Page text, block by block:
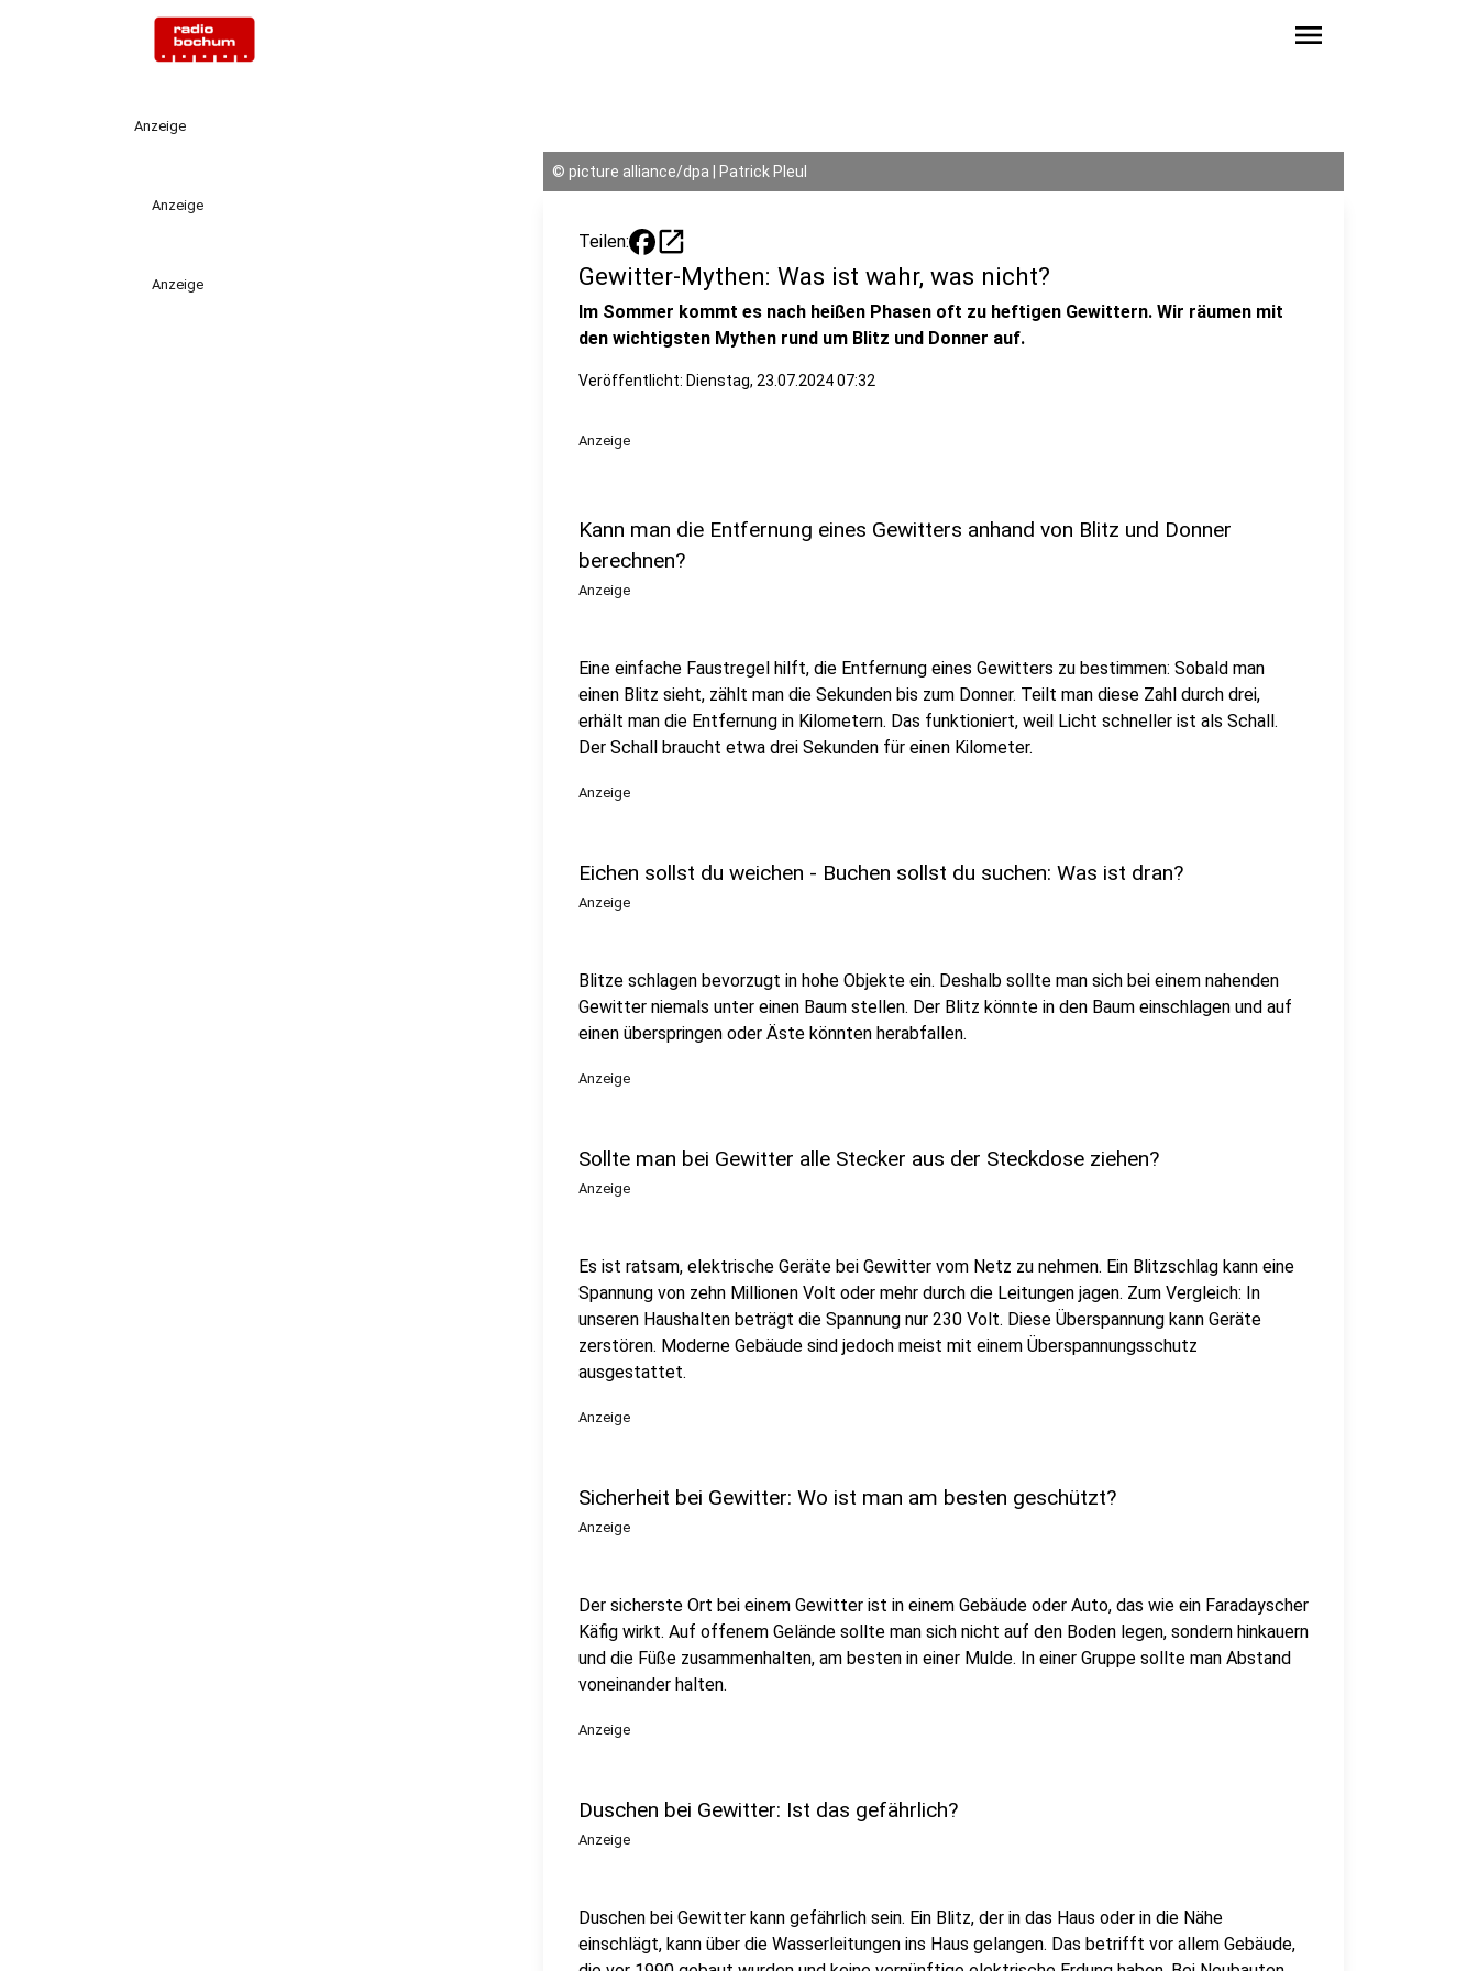
menu
Anzeige
Anzeige
Anzeige
© picture alliance/dpa | Patrick Pleul
Teilen: open_in_new
Gewitter-Mythen: Was ist wahr, was nicht?
Im Sommer kommt es nach heißen Phasen oft zu heftigen Gewittern. Wir räumen mit
den wichtigsten Mythen rund um Blitz und Donner auf.
Veröffentlicht: Dienstag, 23.07.2024 07:32
Anzeige
Kann man die Entfernung eines Gewitters anhand von Blitz und Donner
berechnen?
Anzeige
Eine einfache Faustregel hilft, die Entfernung eines Gewitters zu bestimmen: Sobald man
einen Blitz sieht, zählt man die Sekunden bis zum Donner. Teilt man diese Zahl durch drei,
erhält man die Entfernung in Kilometern. Das funktioniert, weil Licht schneller ist als Schall.
Der Schall braucht etwa drei Sekunden für einen Kilometer.
Anzeige
Eichen sollst du weichen - Buchen sollst du suchen: Was ist dran?
Anzeige
Blitze schlagen bevorzugt in hohe Objekte ein. Deshalb sollte man sich bei einem nahenden
Gewitter niemals unter einen Baum stellen. Der Blitz könnte in den Baum einschlagen und auf
einen überspringen oder Äste könnten herabfallen.
Anzeige
Sollte man bei Gewitter alle Stecker aus der Steckdose ziehen?
Anzeige
Es ist ratsam, elektrische Geräte bei Gewitter vom Netz zu nehmen. Ein Blitzschlag kann eine
Spannung von zehn Millionen Volt oder mehr durch die Leitungen jagen. Zum Vergleich: In
unseren Haushalten beträgt die Spannung nur 230 Volt. Diese Überspannung kann Geräte
zerstören. Moderne Gebäude sind jedoch meist mit einem Überspannungsschutz
ausgestattet.
Anzeige
Sicherheit bei Gewitter: Wo ist man am besten geschützt?
Anzeige
Der sicherste Ort bei einem Gewitter ist in einem Gebäude oder Auto, das wie ein Faradayscher
Käfig wirkt. Auf offenem Gelände sollte man sich nicht auf den Boden legen, sondern hinkauern
und die Füße zusammenhalten, am besten in einer Mulde. In einer Gruppe sollte man Abstand
voneinander halten.
Anzeige
Duschen bei Gewitter: Ist das gefährlich?
Anzeige
Duschen bei Gewitter kann gefährlich sein. Ein Blitz, der in das Haus oder in die Nähe
einschlägt, kann über die Wasserleitungen ins Haus gelangen. Das betrifft vor allem Gebäude,